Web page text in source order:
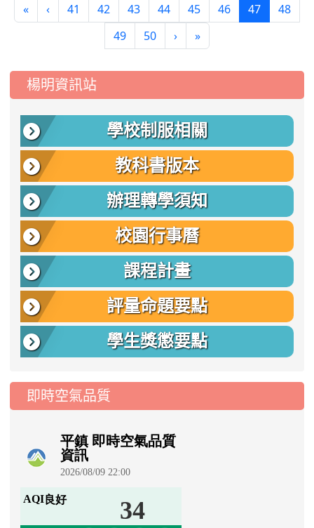
« ‹ 41 42 43 44 45 46 47(current)
48
49
50 › »
::: 楊明資訊站
學校制服相關
教科書版本
辦理轉學須知
校園行事曆
課程計畫
評量命題要點
學生獎懲要點
即時空氣品質